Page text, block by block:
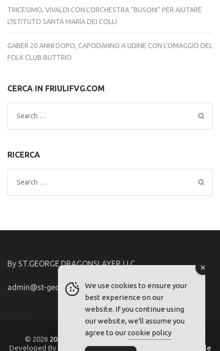
TRICESIMO, VIVALDI CON L’ORCHESTRA “BUSONI” PER AIUTARE
L’ISTITUTO SANTA MARIA DEI COLLI
GABER 20 ANNI DOPO, CAPODANNO A UDINE CON L’OMAGGIO DEL
FOLK CLUB BUTTRIO
CERCA IN FRIULIFVG.COM
Search
for:
RICERCA
Search
for:
By ST.GEORGE.DRAGONSLAYER LLC
admin@st-george-dragonslayer.com
© 2026 2021-22.FriuliVG.com
. Metro Magazine Pro |
Developed By
Rara Theme. Powered by Regole
We use cookies to ensure your
best experience on our
website. If you continue using
our website, we'll assume you
agree to ourcookie policy